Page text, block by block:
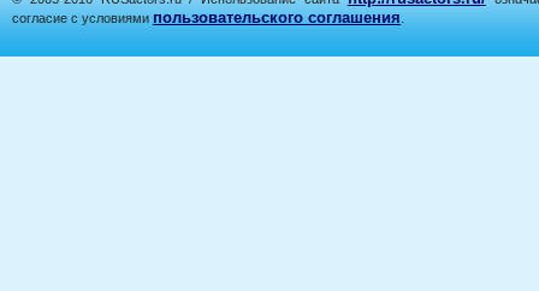
согласие с условиями пользовательского соглашения